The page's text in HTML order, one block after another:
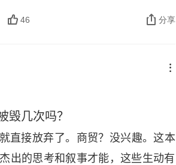
在中世纪社会的原初萌芽。但是，
如，如果我们买了一本 100 元的
我们用复式记账法记录买一本书
户，然后在 “现金账户” 里记录 -
。复式记账法的目的不是单纯记录
好处，是可以培养你的 “资产化思
46 分享
毁几次吗？
直接放弃了。商贸？没兴趣。这本
出的思考和叙事才能，这些生动有